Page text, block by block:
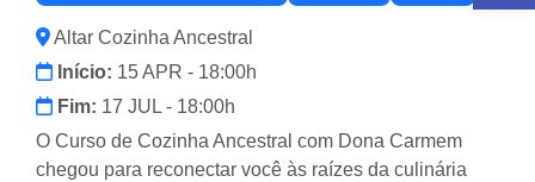
Altar Cozinha Ancestral
Início: 15 APR - 18:00h
Fim: 17 JUL - 18:00h
O Curso de Cozinha Ancestral com Dona Carmem
chegou para reconectar você às raízes da culinária